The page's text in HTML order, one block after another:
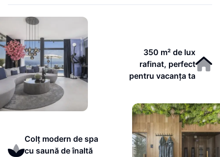
350 m² de lux
rafinat, perfect
pentru vacanța ta
Colț modern de spa
cu saună de înaltă